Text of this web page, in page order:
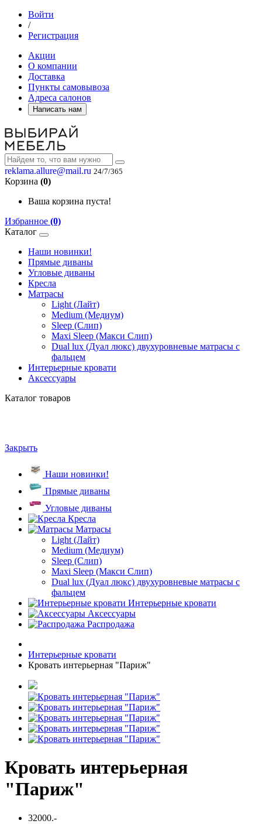
Войти
/
Регистрация
Акции
О компании
Доставка
Пункты самовывоза
Адреса салонов
Написать нам
reklama.allure@mail.ru 24/7/365
Корзина (0)
Ваша корзина пуста!
Избранное (0)
Каталог
Наши новинки!
Прямые диваны
Угловые диваны
Кресла
Матрасы
Light (Лайт)
Medium (Медиум)
Sleep (Слип)
Maxi Sleep (Макси Слип)
Dual lux (Дуал люкс) двухуровневые матрасы с
фальцем
Интерьерные кровати
Аксессуары
Каталог товаров
Закрыть
Наши новинки!
Прямые диваны
Угловые диваны
Кресла
Матрасы
Light (Лайт)
Medium (Медиум)
Sleep (Слип)
Maxi Sleep (Макси Слип)
Dual lux (Дуал люкс) двухуровневые матрасы с
фальцем
Интерьерные кровати
Аксессуары
Распродажа
Интерьерные кровати
Кровать интерьерная "Париж"
Кровать интерьерная
"Париж"
32000.-